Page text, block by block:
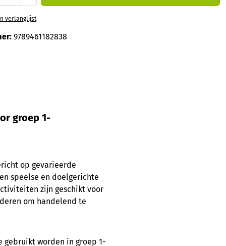
verlanglijst
9789461182838
groep 1-
op gevarieerde
speelse en doelgerichte
zijn geschikt voor
om handelend te
gebruikt worden in groep 1-